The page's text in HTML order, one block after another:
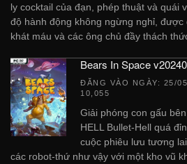
ly cocktail của đạn, phép thuật và quái
độ hành động không ngừng nghỉ,
khát máu và các ông chủ đầy thách
Bears In Space
ĐĂNG VÀO NGÀY: 25/
10,055
Giải phóng con gấu
HELL Bullet-Hell quá
cuộc phiêu lưu tương
các robot-thứ như vậy với một kho vũ